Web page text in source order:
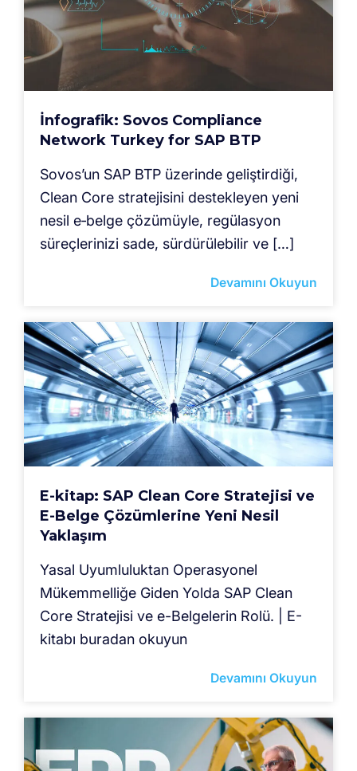
İnfografik: Sovos Compliance
Network Turkey for SAP BTP
Sovos’un SAP BTP üzerinde geliştirdiği,
Clean Core stratejisini destekleyen yeni
nesil e‑belge çözümüyle, regülasyon
süreçlerinizi sade, sürdürülebilir ve […]
Devamını Okuyun
E-kitap: SAP Clean Core Stratejisi ve
E-Belge Çözümlerine Yeni Nesil
Yaklaşım
Yasal Uyumluluktan Operasyonel
Mükemmelliğe Giden Yolda SAP Clean
Core Stratejisi ve e-Belgelerin Rolü. | E-
kitabı buradan okuyun
Devamını Okuyun